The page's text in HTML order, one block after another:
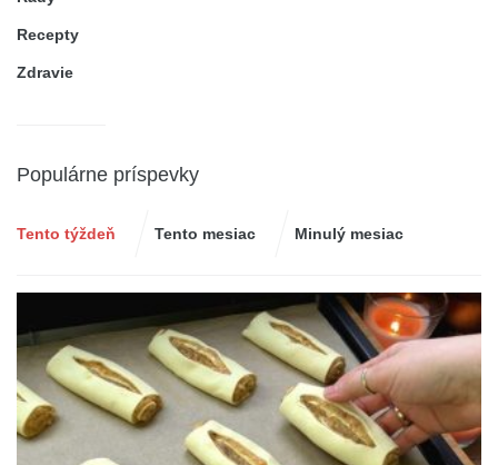
Recepty
Zdravie
Populárne príspevky
Tento týždeň Tento mesiac Minulý mesiac